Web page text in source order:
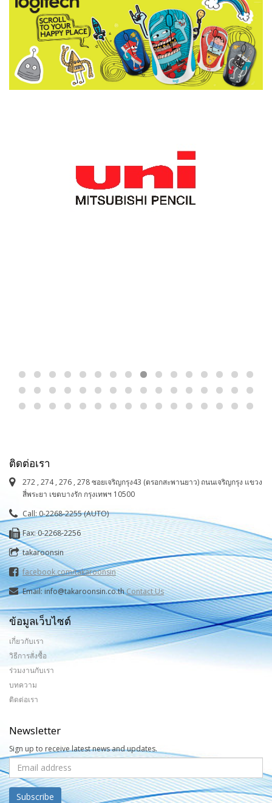
ติดต่อเรา
272 , 274 , 276 , 278 ซอยเจริญกรุง43 (ตรอกสะพานยาว) ถนนเจริญกรุง แขวง
สี่พระยา เขตบางรัก กรุงเทพฯ 10500
Call: 0-2268-2255 (AUTO)
Fax: 0-2268-2256
takaroonsin
facebook.com/takaroonsin
Email: info@takaroonsin.co.thContact Us
ข้อมูลเว็บไซต์
เกี่ยวกับเรา
วิธีการสั่งซื้อ
ร่วมงานกับเรา
บทความ
ติดต่อเรา
Newsletter
Sign up to receive latest news and updates.